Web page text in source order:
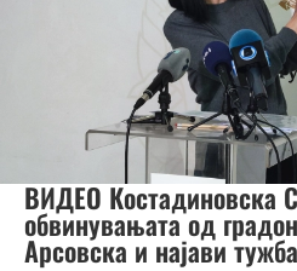
ВИДЕО Костадиновска
обвинувањата од
Арсовска и најави тужба